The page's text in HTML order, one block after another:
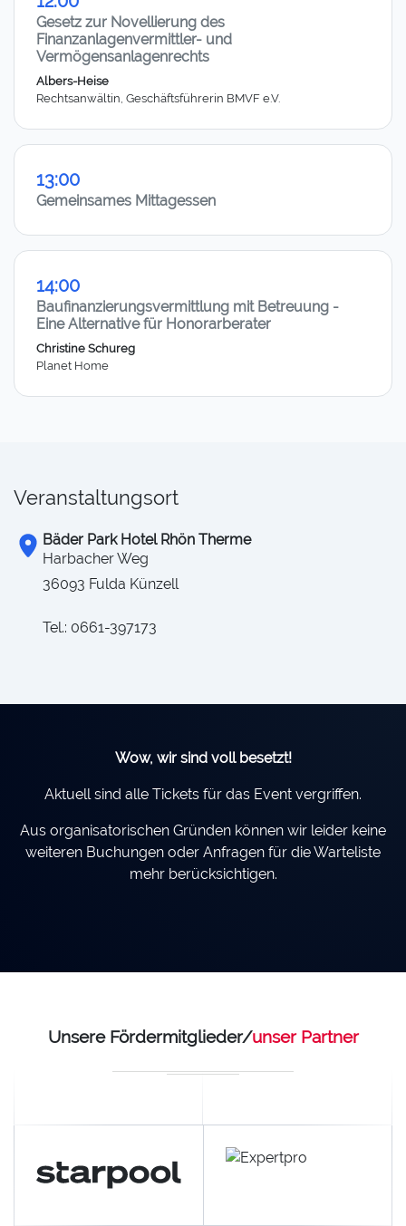
Gesetz zur Novellierung des
Finanzanlagenvermittler- und
Vermögensanlagenrechts
Albers-Heise
Rechtsanwältin, Geschäftsführerin BMVF e.V.
13:00
Gemeinsames Mittagessen
14:00
Baufinanzierungsvermittlung mit Betreuung -
Eine Alternative für Honorarberater
Christine Schureg
Planet Home
Veranstaltungsort
Bäder Park Hotel Rhön Therme
Harbacher Weg
36093 Fulda Künzell
Tel.: 0661-397173
Wow, wir sind voll besetzt!
Aktuell sind alle Tickets für das Event vergriffen.
Aus organisatorischen Gründen können wir leider keine
weiteren Buchungen oder Anfragen für die Warteliste
mehr berücksichtigen.
Unsere Fördermitglieder/unser Partner